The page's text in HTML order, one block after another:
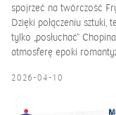
spojrzeć na twórczość
Dzięki połączeniu
tylko „posłuchać”
atmosferę epoki
2026-04-10